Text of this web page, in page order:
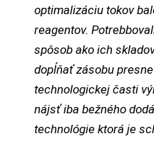
optimalizáciu tokov
reagentov.
spôsob ako ich
dopĺňať zásobu
technologickej časti
nájsť iba bežného
technológie ktorá je